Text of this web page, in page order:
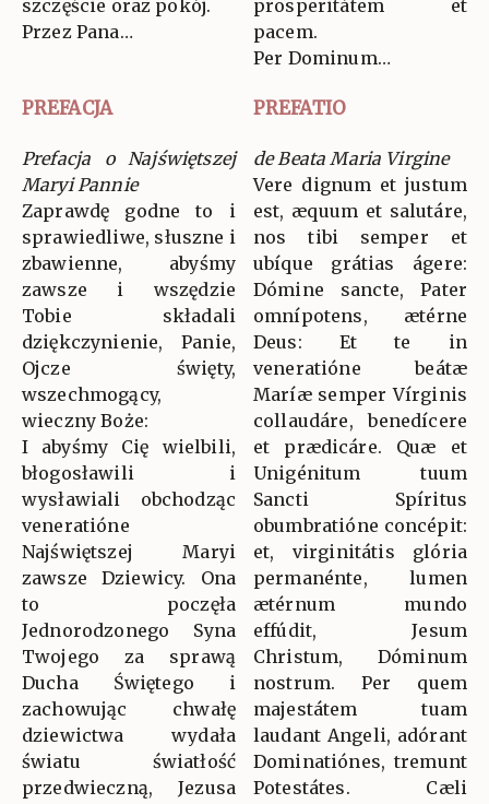
szczęście oraz pokój.
Przez Pana…
prosperitátem et
pacem.
Per Dominum…
PREFACJA PREFATIO
Prefacja o Najświętszej
Maryi Pannie
Zaprawdę godne to i
sprawiedliwe, słuszne i
zbawienne, abyśmy
zawsze i wszędzie
Tobie składali
dziękczynienie, Panie,
Ojcze święty,
wszechmogący,
wieczny Boże:
I abyśmy Cię wielbili,
błogosławili i
wysławiali obchodząc
veneratióne
Najświętszej Maryi
zawsze Dziewicy. Ona
to poczęła
Jednorodzonego Syna
Twojego za sprawą
Ducha Świętego i
zachowując chwałę
dziewictwa wydała
światu światłość
przedwieczną, Jezusa
de Beata Maria Virgine
Vere dignum et justum
est, æquum et salutáre,
nos tibi semper et
ubíque grátias ágere:
Dómine sancte, Pater
omnípotens, ætérne
Deus: Et te in
veneratióne beátæ
Maríæ semper Vírginis
collaudáre, benedícere
et prædicáre. Quæ et
Unigénitum tuum
Sancti Spíritus
obumbratióne concépit:
et, virginitátis glória
permanénte, lumen
ætérnum mundo
effúdit, Jesum
Christum, Dóminum
nostrum. Per quem
majestátem tuam
laudant Angeli, adórant
Dominatiónes, tremunt
Potestátes. Cæli